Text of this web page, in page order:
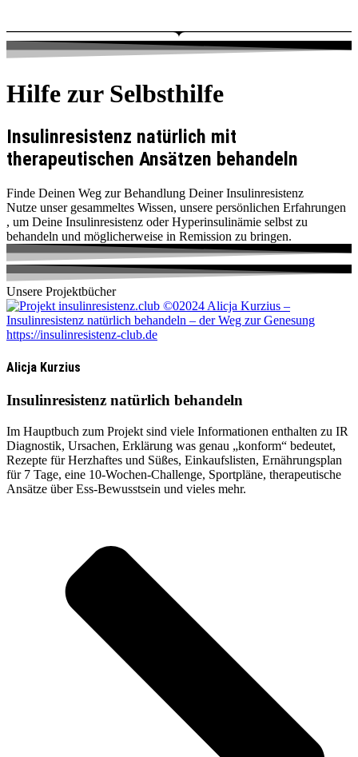
Hilfe zur Selbsthilfe
Insulinresistenz natürlich mit
therapeutischen Ansätzen behandeln
Finde Deinen Weg zur Behandlung Deiner Insulinresistenz
Nutze unser gesammeltes Wissen, unsere persönlichen Erfahrungen
, um Deine Insulinresistenz oder Hyperinsulinämie selbst zu
behandeln und möglicherweise in Remission zu bringen.
Unsere Projektbücher
Alicja Kurzius
Insulinresistenz natürlich behandeln
Im Hauptbuch zum Projekt sind viele Informationen enthalten zu IR
Diagnostik, Ursachen, Erklärung was genau „konform“ bedeutet,
Rezepte für Herzhaftes und Süßes, Einkaufslisten, Ernährungsplan
für 7 Tage, eine 10-Wochen-Challenge, Sportpläne, therapeutische
Ansätze über Ess-Bewusstsein und vieles mehr.